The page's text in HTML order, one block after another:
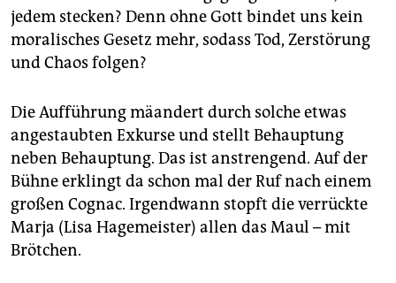
jedem stecken? Denn ohne Gott bindet uns kein
moralisches Gesetz mehr, sodass Tod, Zerstörung
und Chaos folgen?
Die Aufführung mäandert durch solche etwas
angestaubten Exkurse und stellt Behauptung
neben Behauptung. Das ist anstrengend. Auf der
Bühne erklingt da schon mal der Ruf nach einem
großen Cognac. Irgendwann stopft die verrückte
Marja (Lisa Hagemeister) allen das Maul – mit
Brötchen.